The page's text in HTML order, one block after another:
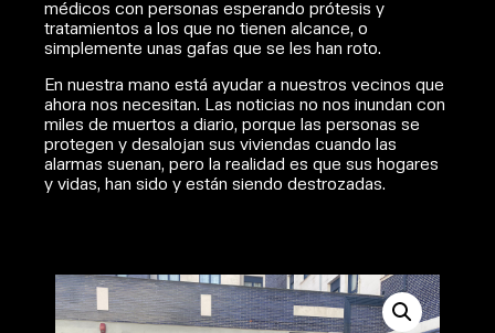
médicos con personas esperando prótesis y
tratamientos a los que no tienen alcance, o
simplemente unas gafas que se les han roto.
En nuestra mano está ayudar a nuestros vecinos que
ahora nos necesitan. Las noticias no nos inundan con
miles de muertos a diario, porque las personas se
protegen y desalojan sus viviendas cuando las
alarmas suenan, pero la realidad es que sus hogares
y vidas, han sido y están siendo destrozadas.